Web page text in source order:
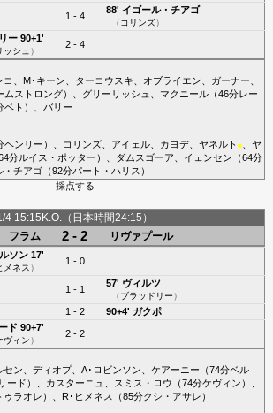
1 - 4
88' イゴール・チアゴ
（コリンズ）
ー90+1'
ッシュ ）
2 - 4
コ M･キーン ターコウスキ オブライエン ガーナー
ムストロング）、 グリーリッシュ マクニール（46分レー
ベト ）、 バリー
ヘンリー ）、 コリンズ、 アイェル、 カヨデ、 ヤネルト ■、 ヤ
分ルイス・ポッター ）、 ダムスゴーア イェンセン （64分
・チアゴ（92分パート・ハリス ）
採点する
4 15:15K.O.（日本時間24:15）
フラム
2 - 2 リヴァプール
ソン17'
メネス ）
1 - 0
1 - 1
57' ヴィルツ
（ブラッドリー）
1 - 2 90+4' ガクポ
ド 90+7'
ヴィン）
2 - 2
セン ディオプ、 A･ロビンソン ケアーニー （74分ベル
ード ）、 カスターニュ スミス・ロウ （74分ケヴィン ）、
ゥラオレ ）、 R･ヒメネス （85分クシ・アサレ ）